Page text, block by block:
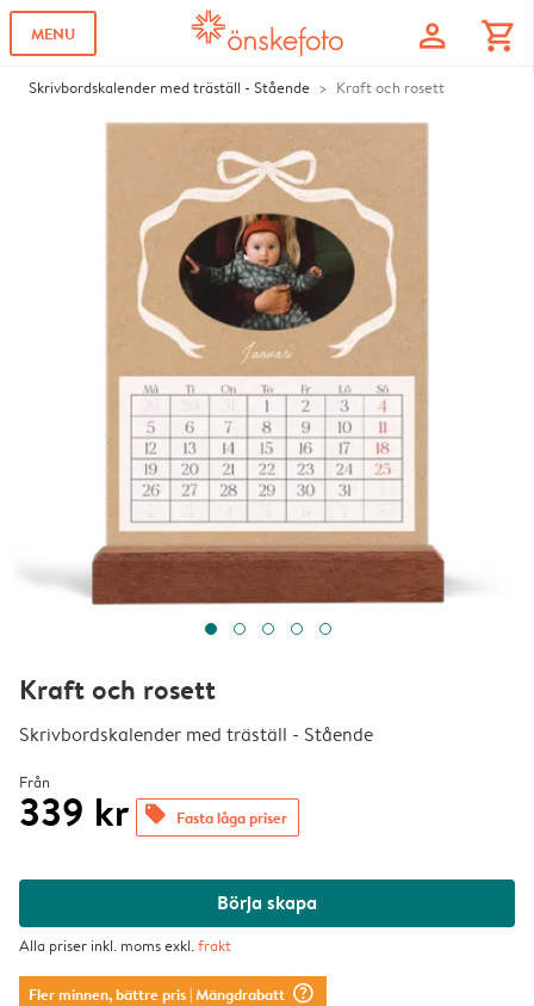
MENU profile shopping_cart
Skrivbordskalender med träställ - Stående Kraft och rosett
Kraft och rosett
Skrivbordskalender med träställ - Stående
Från
339 kr offers Fasta låga priser
Börja skapa
Alla priser inkl. moms exkl.frakt
Fler minnen, bättre pris| Mängdrabatt question_mark_circle